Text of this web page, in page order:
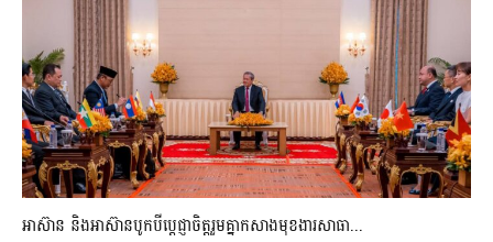
អាស៊ាន និងអាស៊ានបូកបីប្តេជ្ញាចិត្តរួមគ្នាកសាងមុខងារសាធា...